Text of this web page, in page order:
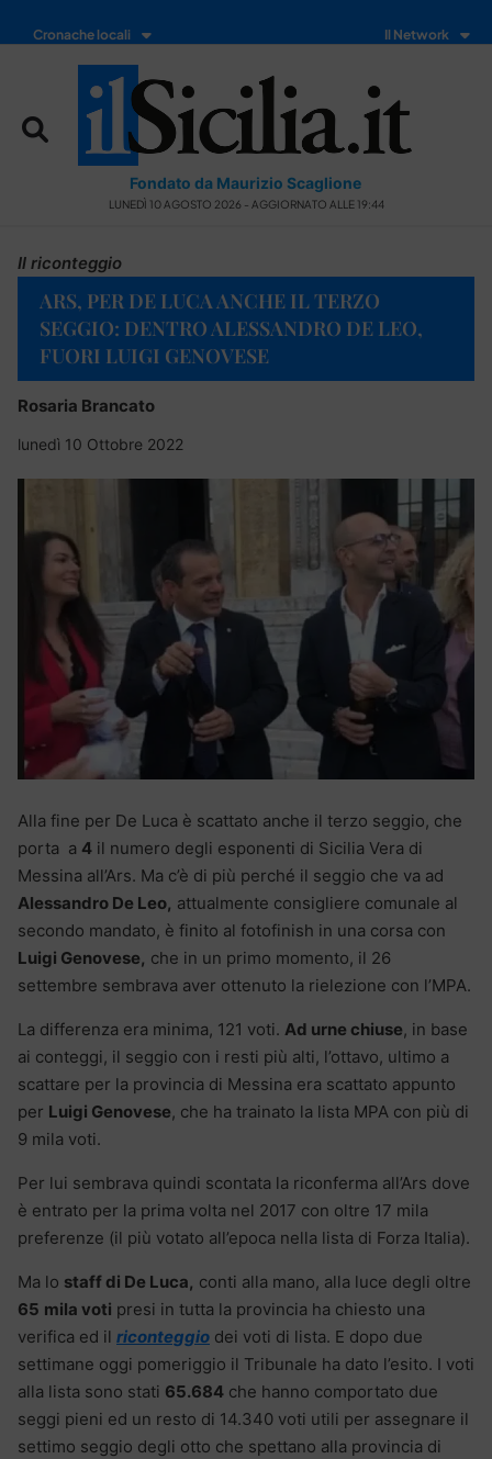
Cronache locali Il Network
Fondato da Maurizio Scaglione
LUNEDÌ 10 AGOSTO 2026 - AGGIORNATO ALLE 19:44
Il riconteggio
ARS, PER DE LUCA ANCHE IL TERZO
SEGGIO: DENTRO ALESSANDRO DE LEO,
FUORI LUIGI GENOVESE
Rosaria Brancato
lunedì 10 Ottobre 2022
Alla fine per De Luca è scattato anche il terzo seggio, che
porta a 4 il numero degli esponenti di Sicilia Vera di
Messina all’Ars. Ma c’è di più perché il seggio che va ad
Alessandro De Leo, attualmente consigliere comunale al
secondo mandato, è finito al fotofinish in una corsa con
Luigi Genovese, che in un primo momento, il 26
settembre sembrava aver ottenuto la rielezione con l’MPA.
La differenza era minima, 121 voti. Ad urne chiuse, in base
ai conteggi, il seggio con i resti più alti, l’ottavo, ultimo a
scattare per la provincia di Messina era scattato appunto
per Luigi Genovese, che ha trainato la lista MPA con più di
9 mila voti.
Per lui sembrava quindi scontata la riconferma all’Ars dove
è entrato per la prima volta nel 2017 con oltre 17 mila
preferenze (il più votato all’epoca nella lista di Forza Italia).
Ma lo staff di De Luca, conti alla mano, alla luce degli oltre
65 mila voti presi in tutta la provincia ha chiesto una
verifica ed il riconteggio dei voti di lista. E dopo due
settimane oggi pomeriggio il Tribunale ha dato l’esito. I voti
alla lista sono stati 65.684 che hanno comportato due
seggi pieni ed un resto di 14.340 voti utili per assegnare il
settimo seggio degli otto che spettano alla provincia di